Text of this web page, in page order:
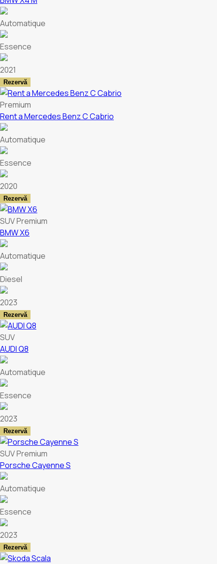
Automatique
Essence
2021
Rezervă
Premium
Rent a Mercedes Benz C Cabrio
Automatique
Essence
2020
Rezervă
SUV Premium
BMW X6
Automatique
Diesel
2023
Rezervă
SUV
AUDI Q8
Automatique
Essence
2023
Rezervă
SUV Premium
Porsche Cayenne S
Automatique
Essence
2023
Rezervă